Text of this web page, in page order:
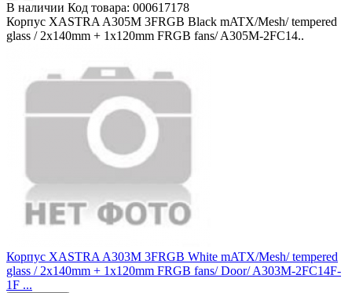
В наличии Код товара: 000617178
Корпус XASTRA A305M 3FRGB Black mATX/Mesh/ tempered
glass / 2x140mm + 1x120mm FRGB fans/ A305M-2FC14..
Корпус XASTRA A303M 3FRGB White mATX/Mesh/ tempered
glass / 2x140mm + 1x120mm FRGB fans/ Door/ A303M-2FC14F-
1F ...